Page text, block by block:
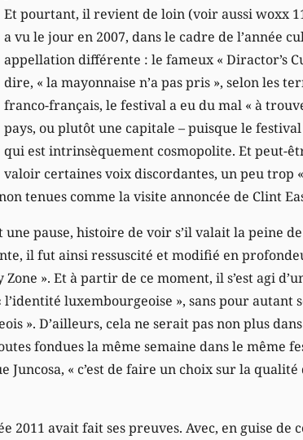
Et pourtant, il revient de loin (voir aussi woxx
a vu le jour en 2007, dans le cadre de l’année
appellation différente : le fameux « Diractor’s
dire, « la mayonnaise n’a pas pris », selon les
franco-français, le festival a eu du mal « à
pays, ou plutôt une capitale – puisque le
qui est intrinsèquement cosmopolite. Et peut-
valoir certaines voix discordantes, un peu trop
tenues comme la visite annoncée de Clint
pause, histoire de voir s’il valait la peine
il fut ainsi ressuscité et modifié en
». Et à partir de ce moment, il s’est agi
luxembourgeoise », sans pour autant
». D’ailleurs, cela ne serait pas non plus
fondues la même semaine dans le même
Juncosa, « c’est de faire un choix sur la
2011 avait fait ses preuves. Avec, en guise de